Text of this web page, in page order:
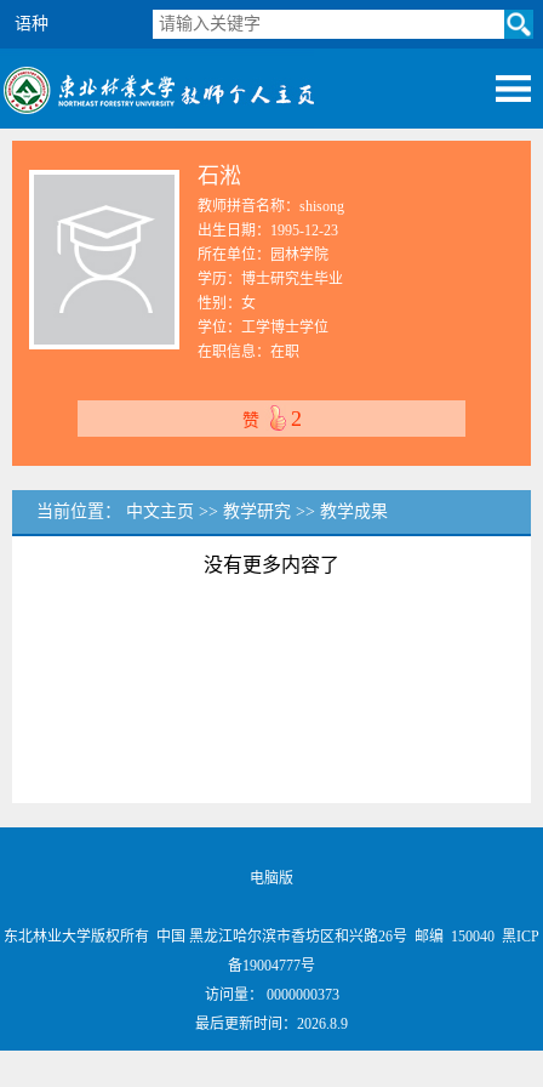
语种
石淞
教师拼音名称：shisong
出生日期：1995-12-23
所在单位：园林学院
学历：博士研究生毕业
性别：女
学位：工学博士学位
在职信息：在职
赞 2
当前位置： 中文主页 >> 教学研究 >> 教学成果
没有更多内容了
电脑版
东北林业大学版权所有 中国 黑龙江哈尔滨市香坊区和兴路26号 邮编 150040 黑ICP
备19004777号
访问量： 0000000373
最后更新时间： 2026.8.9